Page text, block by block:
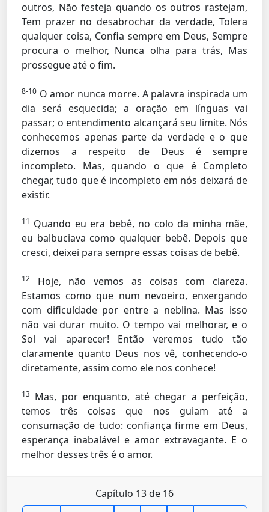
outros, Não festeja quando os outros rastejam,
Tem prazer no desabrochar da verdade, Tolera
qualquer coisa, Confia sempre em Deus, Sempre
procura o melhor, Nunca olha para trás, Mas
prossegue até o fim.
8-10 O amor nunca morre. A palavra inspirada um
dia será esquecida; a oração em línguas vai
passar; o entendimento alcançará seu limite. Nós
conhecemos apenas parte da verdade e o que
dizemos a respeito de Deus é sempre
incompleto. Mas, quando o que é Completo
chegar, tudo que é incompleto em nós deixará de
existir.
11 Quando eu era bebê, no colo da minha mãe,
eu balbuciava como qualquer bebê. Depois que
cresci, deixei para sempre essas coisas de bebê.
12
Hoje, não vemos as coisas com clareza.
Estamos como que num nevoeiro, enxergando
com dificuldade por entre a neblina. Mas isso
não vai durar muito. O tempo vai melhorar, e o
Sol vai aparecer! Então veremos tudo tão
claramente quanto Deus nos vê, conhecendo-o
diretamente, assim como ele nos conhece!
13 Mas, por enquanto, até chegar a perfeição,
temos três coisas que nos guiam até a
consumação de tudo: confiança firme em Deus,
esperança inabalável e amor extravagante. E o
melhor desses três é o amor.
Capítulo 13 de 16